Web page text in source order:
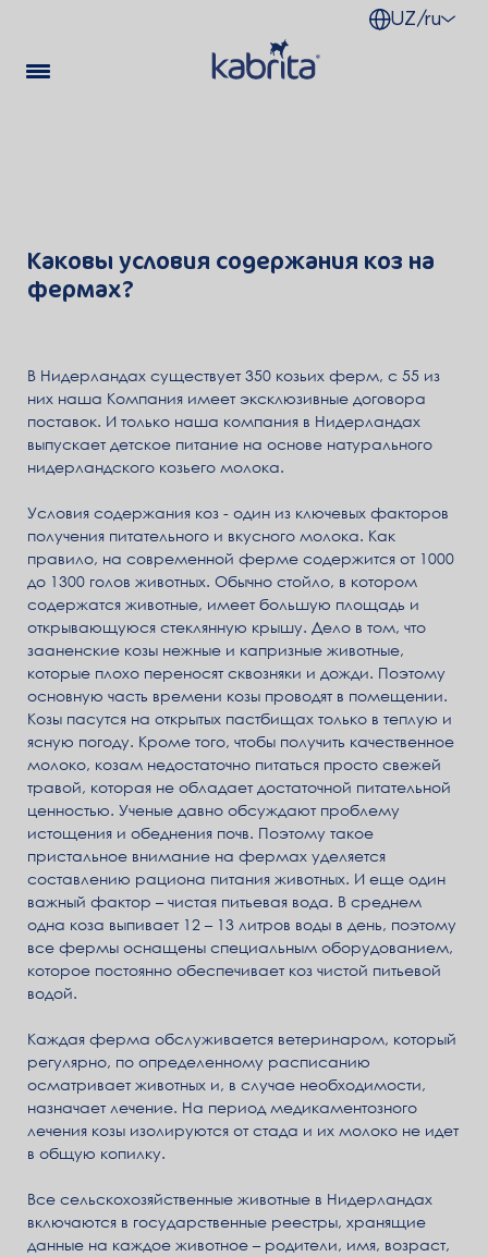
UZ/ru
Каковы условия содержания коз на
фермах?
В Нидерландах существует 350 козьих ферм, с 55 из
них наша Компания имеет эксклюзивные договора
поставок. И только наша компания в Нидерландах
выпускает детское питание на основе натурального
нидерландского козьего молока.
Условия содержания коз - один из ключевых факторов
получения питательного и вкусного молока. Как
правило, на современной ферме содержится от 1000
до 1300 голов животных. Обычно стойло, в котором
содержатся животные, имеет большую площадь и
открывающуюся стеклянную крышу. Дело в том, что
зааненские козы нежные и капризные животные,
которые плохо переносят сквозняки и дожди. Поэтому
основную часть времени козы проводят в помещении.
Козы пасутся на открытых пастбищах только в теплую и
ясную погоду. Кроме того, чтобы получить качественное
молоко, козам недостаточно питаться просто свежей
травой, которая не обладает достаточной питательной
ценностью. Ученые давно обсуждают проблему
истощения и обеднения почв. Поэтому такое
пристальное внимание на фермах уделяется
составлению рациона питания животных. И еще один
важный фактор – чистая питьевая вода. В среднем
одна коза выпивает 12 – 13 литров воды в день, поэтому
все фермы оснащены специальным оборудованием,
которое постоянно обеспечивает коз чистой питьевой
водой.
Каждая ферма обслуживается ветеринаром, который
регулярно, по определенному расписанию
осматривает животных и, в случае необходимости,
назначает лечение. На период медикаментозного
лечения козы изолируются от стада и их молоко не идет
в общую копилку.
Все сельскохозяйственные животные в Нидерландах
включаются в государственные реестры, хранящие
данные на каждое животное – родители, имя, возраст,